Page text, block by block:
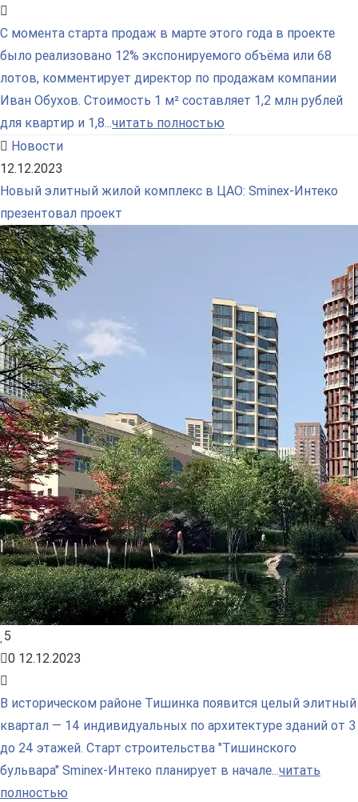
С момента старта продаж в марте этого года в проекте
было реализовано 12% экспонируемого объёма или 68
лотов, комментирует директор по продажам компании
Иван Обухов. Стоимость 1 м² составляет 1,2 млн рублей
для квартир и 1,8...читать полностью
Новости
12.12.2023
Новый элитный жилой комплекс в ЦАО: Sminex-Интеко
презентовал проект
5
0 12.12.2023
В историческом районе Тишинка появится целый элитный
квартал — 14 индивидуальных по архитектуре зданий от 3
до 24 этажей. Старт строительства "Тишинского
бульвара" Sminex-Интеко планирует в начале...читать
полностью